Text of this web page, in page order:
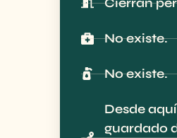
No existe.
No existe.
Desde
guardado